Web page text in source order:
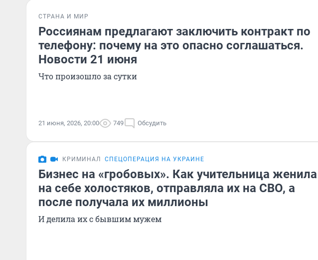
СТРАНА И МИР
Россиянам предлагают заключить контракт по
телефону: почему на это опасно соглашаться.
Новости 21 июня
Что произошло за сутки
21 июня, 2026, 20:00 749 Обсудить
КРИМИНАЛ СПЕЦОПЕРАЦИЯ НА УКРАИНЕ
Бизнес на «гробовых». Как учительница женила
на себе холостяков, отправляла их на СВО, а
после получала их миллионы
И делила их с бывшим мужем